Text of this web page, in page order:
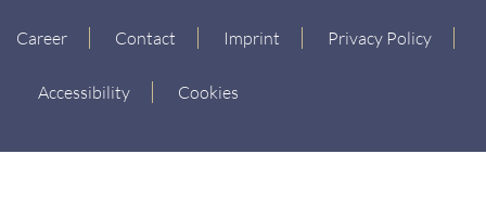
Career Contact Imprint Privacy Policy
Accessibility Cookies